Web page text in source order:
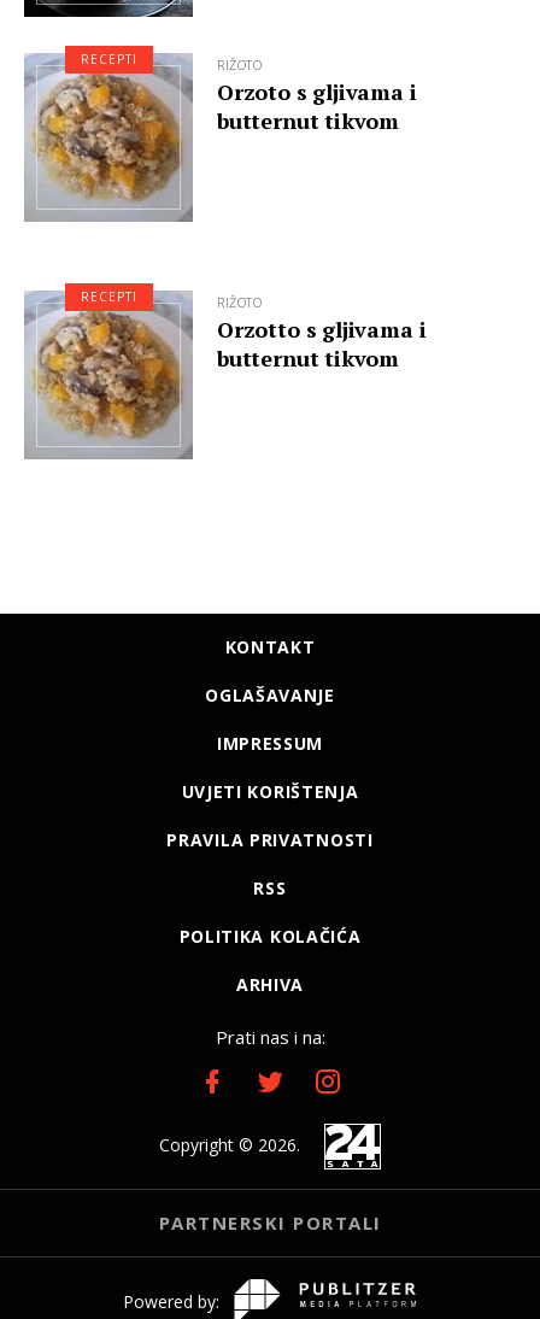
RIŽOTO
Orzoto s gljivama i
butternut tikvom
RECEPTI
RIŽOTO
Orzotto s gljivama i
butternut tikvom
RECEPTI
KONTAKT
OGLAŠAVANJE
IMPRESSUM
UVJETI KORIŠTENJA
PRAVILA PRIVATNOSTI
RSS
POLITIKA KOLAČIĆA
ARHIVA
Prati nas i na:
Copyright © 2026.
PARTNERSKI PORTALI
Powered by: